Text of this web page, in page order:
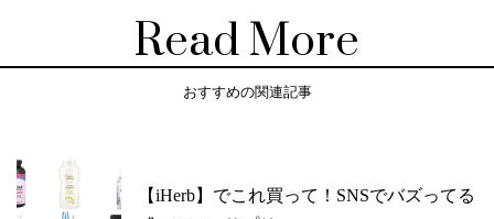
Read More
おすすめの関連記事
【iHerb】でこれ買って！SNSでバズってる